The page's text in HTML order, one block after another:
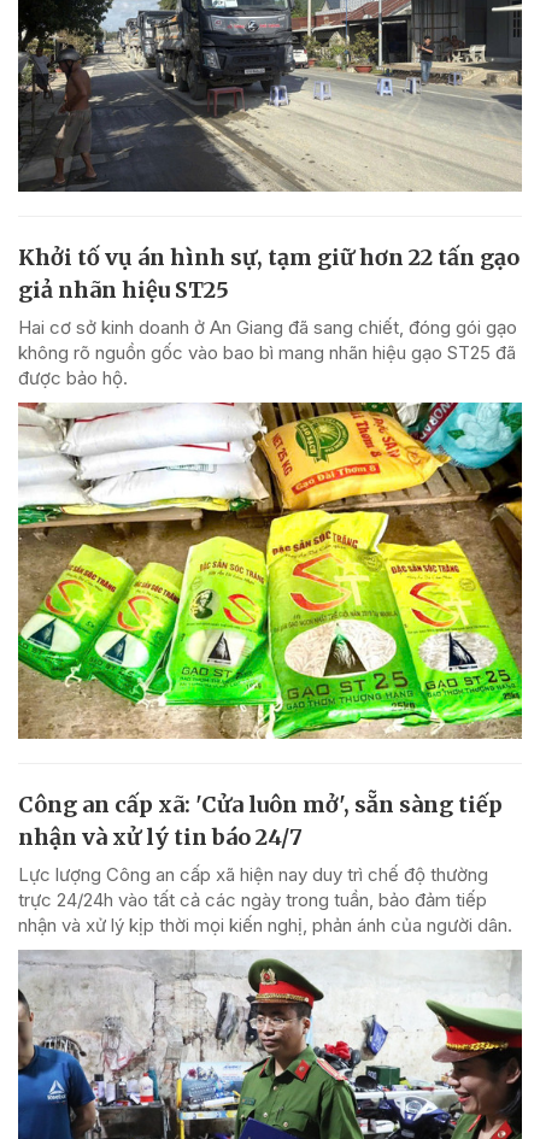
Khởi tố vụ án hình sự, tạm giữ hơn 22 tấn gạo
giả nhãn hiệu ST25
Hai cơ sở kinh doanh ở An Giang đã sang chiết, đóng gói gạo
không rõ nguồn gốc vào bao bì mang nhãn hiệu gạo ST25 đã
được bảo hộ.
Công an cấp xã: 'Cửa luôn mở', sẵn sàng tiếp
nhận và xử lý tin báo 24/7
Lực lượng Công an cấp xã hiện nay duy trì chế độ thường
trực 24/24h vào tất cả các ngày trong tuần, bảo đảm tiếp
nhận và xử lý kịp thời mọi kiến nghị, phản ánh của người dân.